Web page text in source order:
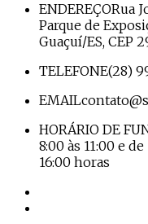
ENDEREÇORua
Parque de
Guaçuí/ES, CEP
TELEFONE(28)
EMAIL
HORÁRIO DE
8:00 às 11:00 e
16:00 horas